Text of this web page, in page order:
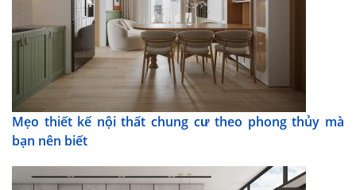
Mẹo thiết kế nội thất chung cư theo phong thủy mà
bạn nên biết